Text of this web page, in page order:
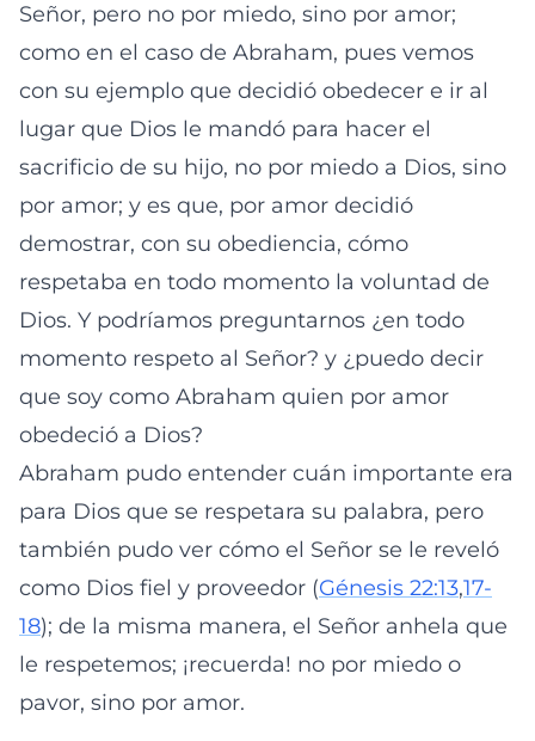
Señor, pero no por miedo, sino por amor;
como en el caso de Abraham, pues vemos
con su ejemplo que decidió obedecer e ir al
lugar que Dios le mandó para hacer el
sacrificio de su hijo, no por miedo a Dios, sino
por amor; y es que, por amor decidió
demostrar, con su obediencia, cómo
respetaba en todo momento la voluntad de
Dios. Y podríamos preguntarnos ¿en todo
momento respeto al Señor? y ¿puedo decir
que soy como Abraham quien por amor
obedeció a Dios?
Abraham pudo entender cuán importante era
para Dios que se respetara su palabra, pero
también pudo ver cómo el Señor se le reveló
como Dios fiel y proveedor (Génesis 22:13,17-
18); de la misma manera, el Señor anhela que
le respetemos; ¡recuerda! no por miedo o
pavor, sino por amor.